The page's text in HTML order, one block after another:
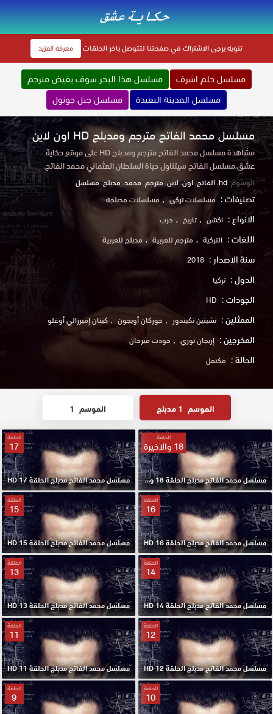
تنويهيرجى الاشتراك في صفحتنا لتتوصل باخر الحلقات معرفة المزيد
مسلسل حلم اشرف
مسلسل هذا البحر سوف يفيض مترجم
مسلسل المدينة البعيدة
مسلسل جبل جونول
مسلسل محمد الفاتح مترجم ومدبلج HD اون لاين
مشاهدة مسلسل محمد الفاتح مترجم ومدبلج HD على موقع حكاية
عشق,مسلسل الفاتح سيتناول حياة السلطان العثماني محمد الفاتح.
الوسوم:hd،الفاتح،اون،لاين،مترجم، محمد، مدبلج،مسلسل
تصنيفات : مسلسلات تركي مسلسلات مدبلجة
الانواع : اكشن تاريخ حرب
اللغات : التركية مترجم للعربية مدبلج للعربية
سنة الاصدار : 2018
الدول : تركيا
الجودات : HD
الممثلين : تشيتين تكيندور جوركان أويجون كينان إميرزالي أوغلو
المخرجين : إزيجان توري جودت ميرجان
الحالة : مكتمل
الموسم 1 مدبلج الموسم 1
الحلقة
18 والاخيرة
مسلسل محمد الفاتح مدبلج الحلقة 18 والاخيرة HD
الحلقة
17
مسلسل محمد الفاتح مدبلج الحلقة 17 HD
الحلقة
16
مسلسل محمد الفاتح مدبلج الحلقة 16 HD
الحلقة
15
مسلسل محمد الفاتح مدبلج الحلقة 15 HD
الحلقة
14
مسلسل محمد الفاتح مدبلج الحلقة 14 HD
الحلقة
13
مسلسل محمد الفاتح مدبلج الحلقة 13 HD
الحلقة
12
مسلسل محمد الفاتح مدبلج الحلقة 12 HD
الحلقة
11
مسلسل محمد الفاتح مدبلج الحلقة 11 HD
الحلقة
10
الحلقة
9